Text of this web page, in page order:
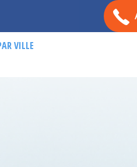
VILLE